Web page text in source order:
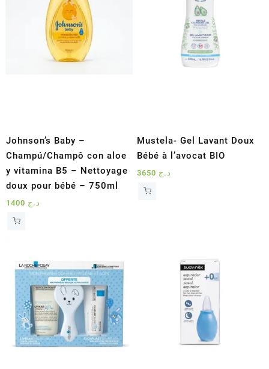
Johnson’s Baby –
Champú/Champô con aloe
y vitamina B5 – Nettoyage
doux pour bébé – 750ml
د.ج
Mustela- Gel Lavant Doux
Bébé à l’avocat BIO
د.ج